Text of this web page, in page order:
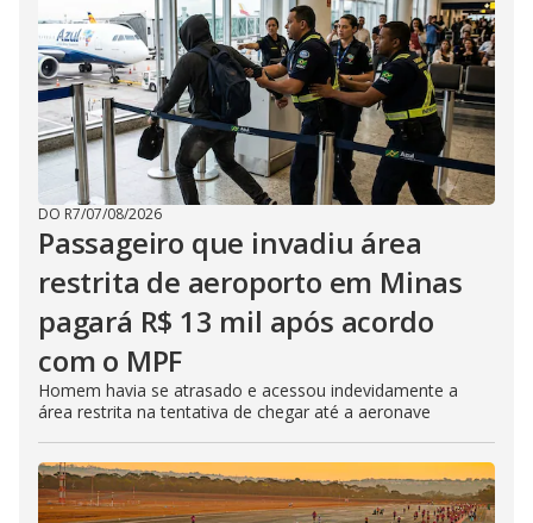
DO R7/07/08/2026
Passageiro que invadiu área
restrita de aeroporto em Minas
pagará R$ 13 mil após acordo
com o MPF
Homem havia se atrasado e acessou indevidamente a
área restrita na tentativa de chegar até a aeronave